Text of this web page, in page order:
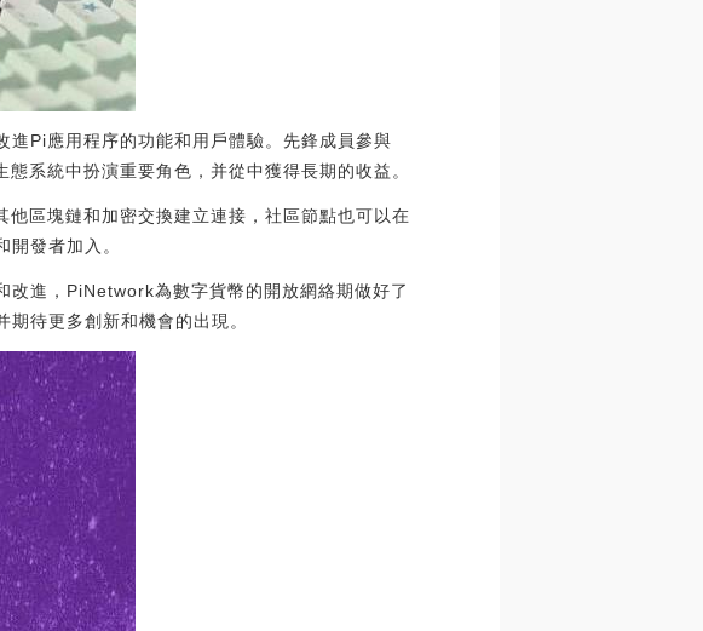
Pi應用程序的功能和用戶體驗。先鋒成員參與
系統中扮演重要角色，并從中獲得長期的收益。
區塊鏈和加密交換建立連接，社區節點也可以在
發者加入。
進，PiNetwork為數字貨幣的開放網絡期做好了
待更多創新和機會的出現。